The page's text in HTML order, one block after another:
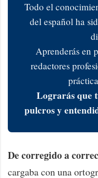
Todo el
del español ha
Aprenderás en
redactores
Lograrás que
pulcros y
De corregido a
cargaba con una